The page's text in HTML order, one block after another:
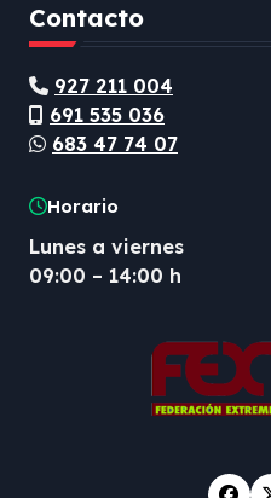
Contacto
927 211 004
691 535 036
683 47 74 07
Horario
Lunes a viernes
09:00 – 14:00 h